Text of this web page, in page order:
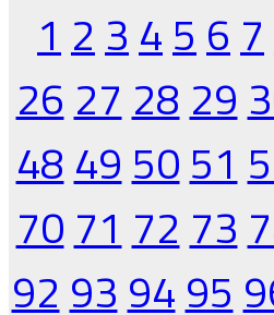
1 2 3 4 5 6 7
26 27 28 29
48 49 50 51
70 71 72 73
92 93 94 95